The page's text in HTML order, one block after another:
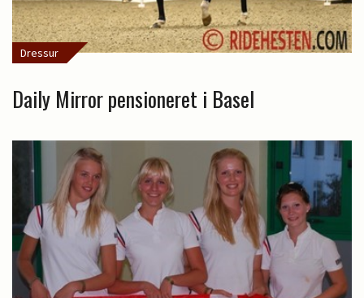
Dressur
Daily Mirror pensioneret i Basel